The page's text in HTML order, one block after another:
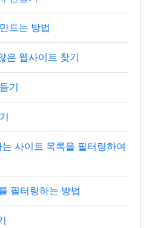
드는 방법
은 웹사이트 찾기
기
사이트 목록을 필터링하여
필터링하는 방법